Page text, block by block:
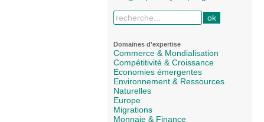
Domaines d'expertise
Commerce & Mondialisation
Compétitivité & Croissance
Economies émergentes
Environnement & Ressources
Naturelles
Europe
Migrations
Monnaie & Finance